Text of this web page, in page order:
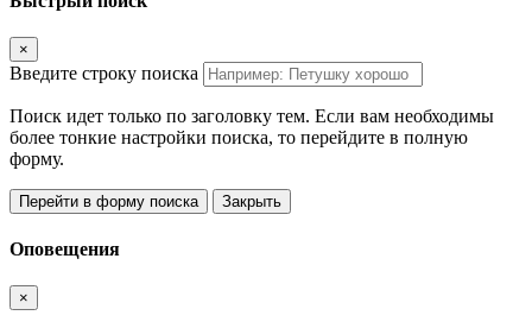
×
Введите строку поиска
Поиск идет только по заголовку тем. Если вам необходимы
более тонкие настройки поиска, то перейдите в полную
форму.
Перейти в форму поиска Закрыть
Оповещения
×